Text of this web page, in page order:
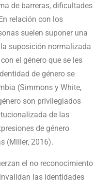
de barreras, dificultades
relación con los
suelen suponer una
suposición normalizada
el género que se les
de género se
(Simmons y White,
son privilegiados
de las
de género
(Miller, 2016).
el no reconocimiento
las identidades